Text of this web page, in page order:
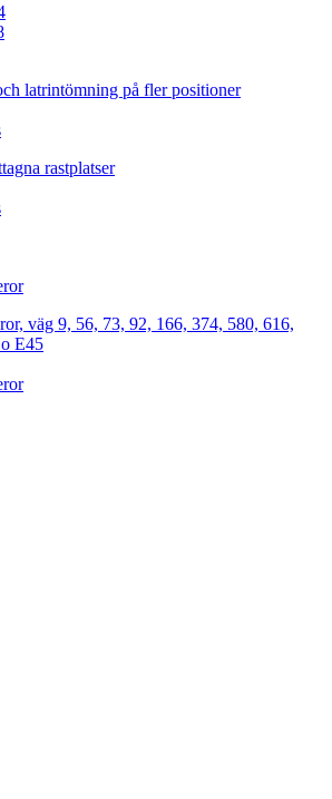
latrintömning på fler positioner
rastplatser
väg 9, 56, 73, 92, 166, 374, 580, 616,
E45